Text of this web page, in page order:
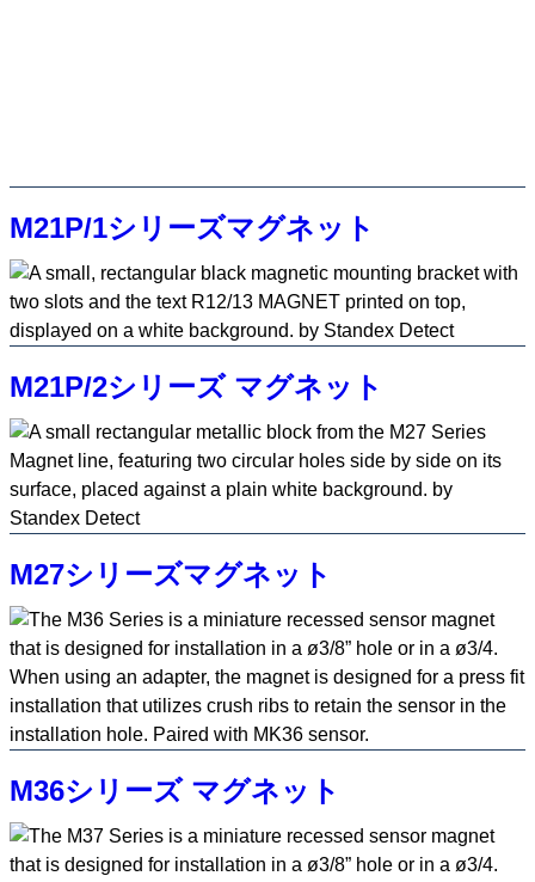
M21P/1シリーズマグネット
M21P/2シリーズ マグネット
M27シリーズマグネット
M36シリーズ マグネット